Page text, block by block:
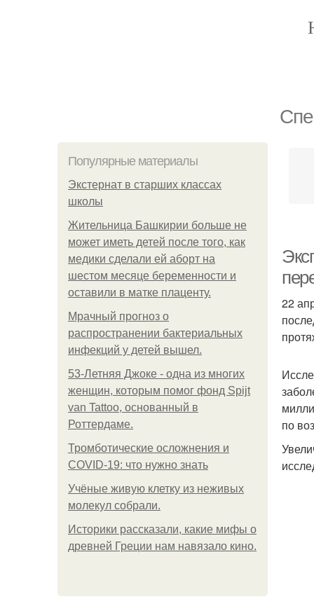
Популярные материалы
Экстернат в старших классах
школы
Жительница Башкирии больше не
может иметь детей после того, как
медики сделали ей аборт на
шестом месяце беременности и
оставили в матке плаценту.
Мрачный прогноз о
распространении бактериальных
инфекций у детей вышел.
53-Летняя Джоке - одна из многих
женщин, которым помог фонд Spijt
van Tattoo, основанный в
Роттердаме.
Тромботические осложнения и
COVID-19: что нужно знать
Учёные живую клетку из неживых
молекул собрали.
Историки рассказали, какие мифы о
древней Греции нам навязало кино.
22
по